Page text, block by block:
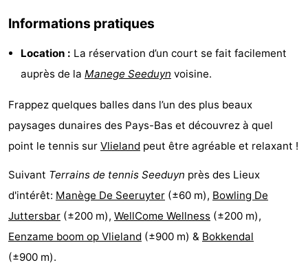
vue
Croisières
-
Terrains
Nature
-
Faire
du
vélo
-
Randonnée
-
Équitation
-
Informations pratiques
Location : La réservation d’un court se fait facilement
auprès de la Manege Seeduyn voisine.
Frappez quelques balles dans l’un des plus beaux
paysages dunaires des Pays-Bas et découvrez à quel
point le tennis sur Vlieland peut être agréable et relaxant !
Suivant Terrains de tennis Seeduyn près des Lieux
d'intérêt: Manège De Seeruyter (±60 m), Bowling De
Juttersbar (±200 m), WellCome Wellness (±200 m),
Eenzame boom op Vlieland (±900 m) & Bokkendal
(±900 m).